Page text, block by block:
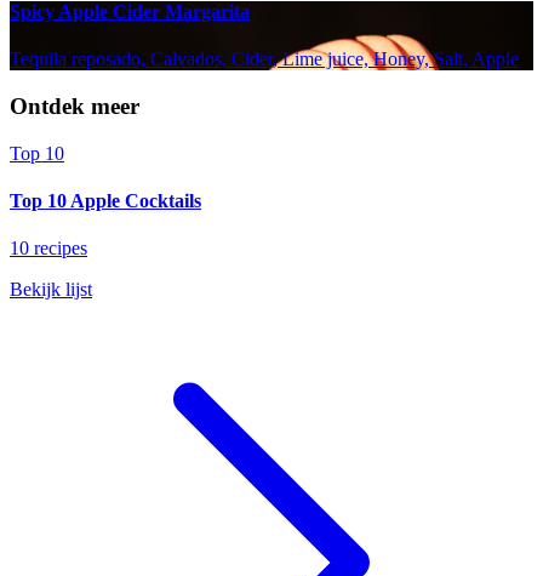
Spicy Apple Cider Margarita
Tequila reposado, Calvados, Cider, Lime juice, Honey, Salt, Apple
Ontdek meer
Top 10
Top 10 Apple Cocktails
10 recipes
Bekijk lijst